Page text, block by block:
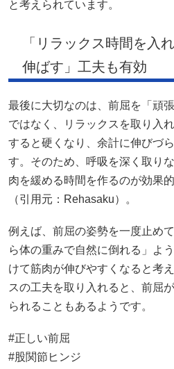
と考えられています。
「リラックス時間を入
伸ばす」工夫も有効
最後に大切なのは、前屈を「頑
ではなく、リラックスを取り入
すると硬くなり、余計に伸びづ
す。そのため、呼吸を深く取り
肉を緩める時間を作るのが効果
（引用元：Rehasaku）。
例えば、前屈の姿勢を一度止め
ら体の重みで自然に倒れる」よ
けて筋肉が伸びやすくなると考
スの工夫を取り入れると、前屈
られることもあるようです。
#正しい前屈
#股関節ヒンジ